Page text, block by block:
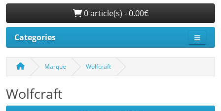
0 article(s) - 0.00€
Categories
Marque Wolfcraft
Wolfcraft